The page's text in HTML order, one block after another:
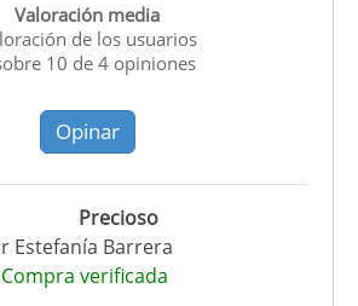
Valoración media
de los usuarios
10 de 4 opiniones
Opinar
Precioso
Estefanía Barrera
Compra verificada